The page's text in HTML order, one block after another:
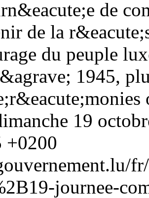
de
de la
du peuple
1945,
19
+0200
journee-